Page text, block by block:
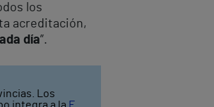
los
acreditación,
día”.
Los
integra a la F